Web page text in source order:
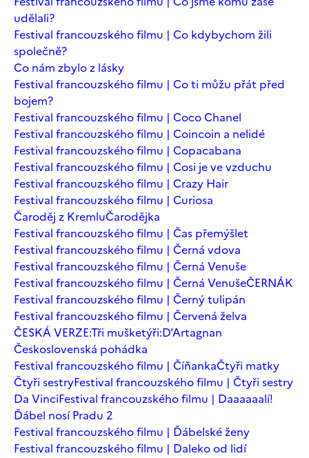
udělali?
Festival francouzského filmu | Co kdybychom žili
společně?
Co nám zbylo z lásky
Festival francouzského filmu | Co ti můžu přát před
bojem?
Festival francouzského filmu | Coco Chanel
Festival francouzského filmu | Coincoin a nelidé
Festival francouzského filmu | Copacabana
Festival francouzského filmu | Cosi je ve vzduchu
Festival francouzského filmu | Crazy Hair
Festival francouzského filmu | Curiosa
Čaroděj z KremluČarodějka
Festival francouzského filmu | Čas přemýšlet
Festival francouzského filmu | Černá vdova
Festival francouzského filmu | Černá Venuše
Festival francouzského filmu | Černá VenušeČERNÁK
Festival francouzského filmu | Černý tulipán
Festival francouzského filmu | Červená želva
ČESKÁ VERZE:Tři mušketýři:D'Artagnan
Československá pohádka
Festival francouzského filmu | ČíňankaČtyři matky
Čtyři sestryFestival francouzského filmu | Čtyři sestry
Da VinciFestival francouzského filmu | Daaaaaalí!
Ďábel nosí Pradu 2
Festival francouzského filmu | Ďábelské ženy
Festival francouzského filmu | Daleko od lidí